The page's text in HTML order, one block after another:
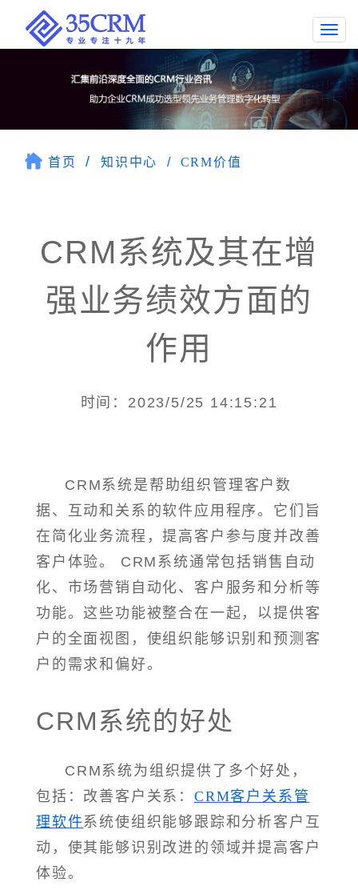
首页 知识中心 CRM价值
CRM系统及其在增
强业务绩效方面的
作用
时间：2023/5/25 14:15:21
CRM系统是帮助组织管理客户数
据、互动和关系的软件应用程序。它们旨
在简化业务流程，提高客户参与度并改善
客户体验。 CRM系统通常包括销售自动
化、市场营销自动化、客户服务和分析等
功能。这些功能被整合在一起，以提供客
户的全面视图，使组织能够识别和预测客
户的需求和偏好。
CRM系统的好处
CRM系统为组织提供了多个好处，
包括：改善客户关系：CRM客户关系管
理软件系统使组织能够跟踪和分析客户互
动，使其能够识别改进的领域并提高客户
体验。